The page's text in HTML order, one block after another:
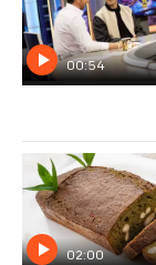
00:54
02:00